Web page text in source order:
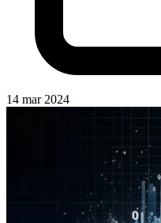
14 mar 2024